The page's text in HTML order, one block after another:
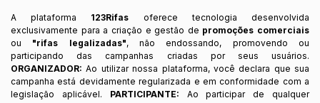
A plataforma 123Rifas oferece tecnologia desenvolvida
exclusivamente para a criação e gestão de promoções comerciais
ou "rifas legalizadas", não endossando, promovendo ou
participando das campanhas criadas por seus usuários.
ORGANIZADOR: Ao utilizar nossa plataforma, você declara que sua
campanha está devidamente regularizada e em conformidade com a
legislação aplicável. PARTICIPANTE: Ao participar de qualquer